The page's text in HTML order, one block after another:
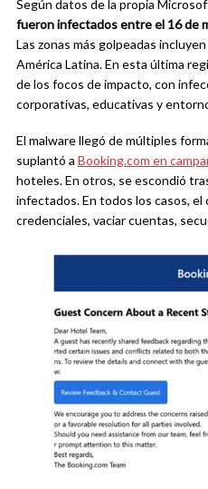
Según datos de la propia
fueron infectados entre el 16 de
Las zonas más golpeadas
América Latina. En esta última
de los focos de impacto, con
corporativas, educativas y
El malware llegó de múltiples
suplantó a Booking.com en
hoteles. En otros, se escondió
infectados. En todos los casos,
credenciales, vaciar cuentas,